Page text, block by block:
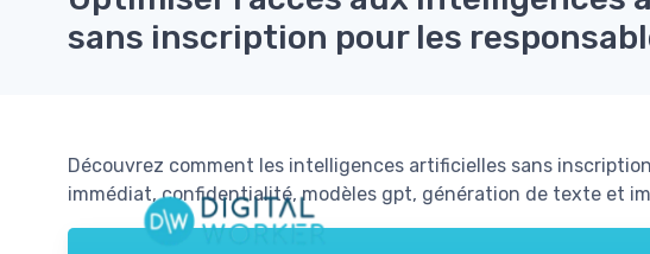
sans inscription pour les
Découvrez comment les intelligences artificielles sans
immédiat, confidentialité, modèles gpt, génération de texte et